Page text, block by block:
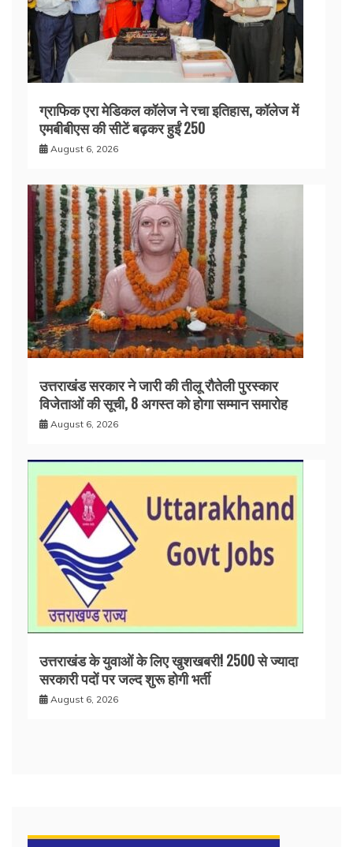
ग्राफिक एरा मेडिकल कॉलेज ने रचा इतिहास, कॉलेज में
एमबीबीएस की सीटें बढ़कर हुईं 250
August 6, 2026
उत्तराखंड सरकार ने जारी की तीलू रौतेली पुरस्कार
विजेताओं की सूची, 8 अगस्त को होगा सम्मान समारोह
August 6, 2026
उत्तराखंड के युवाओं के लिए खुशखबरी! 2500 से ज्यादा
सरकारी पदों पर जल्द शुरू होगी भर्ती
August 6, 2026